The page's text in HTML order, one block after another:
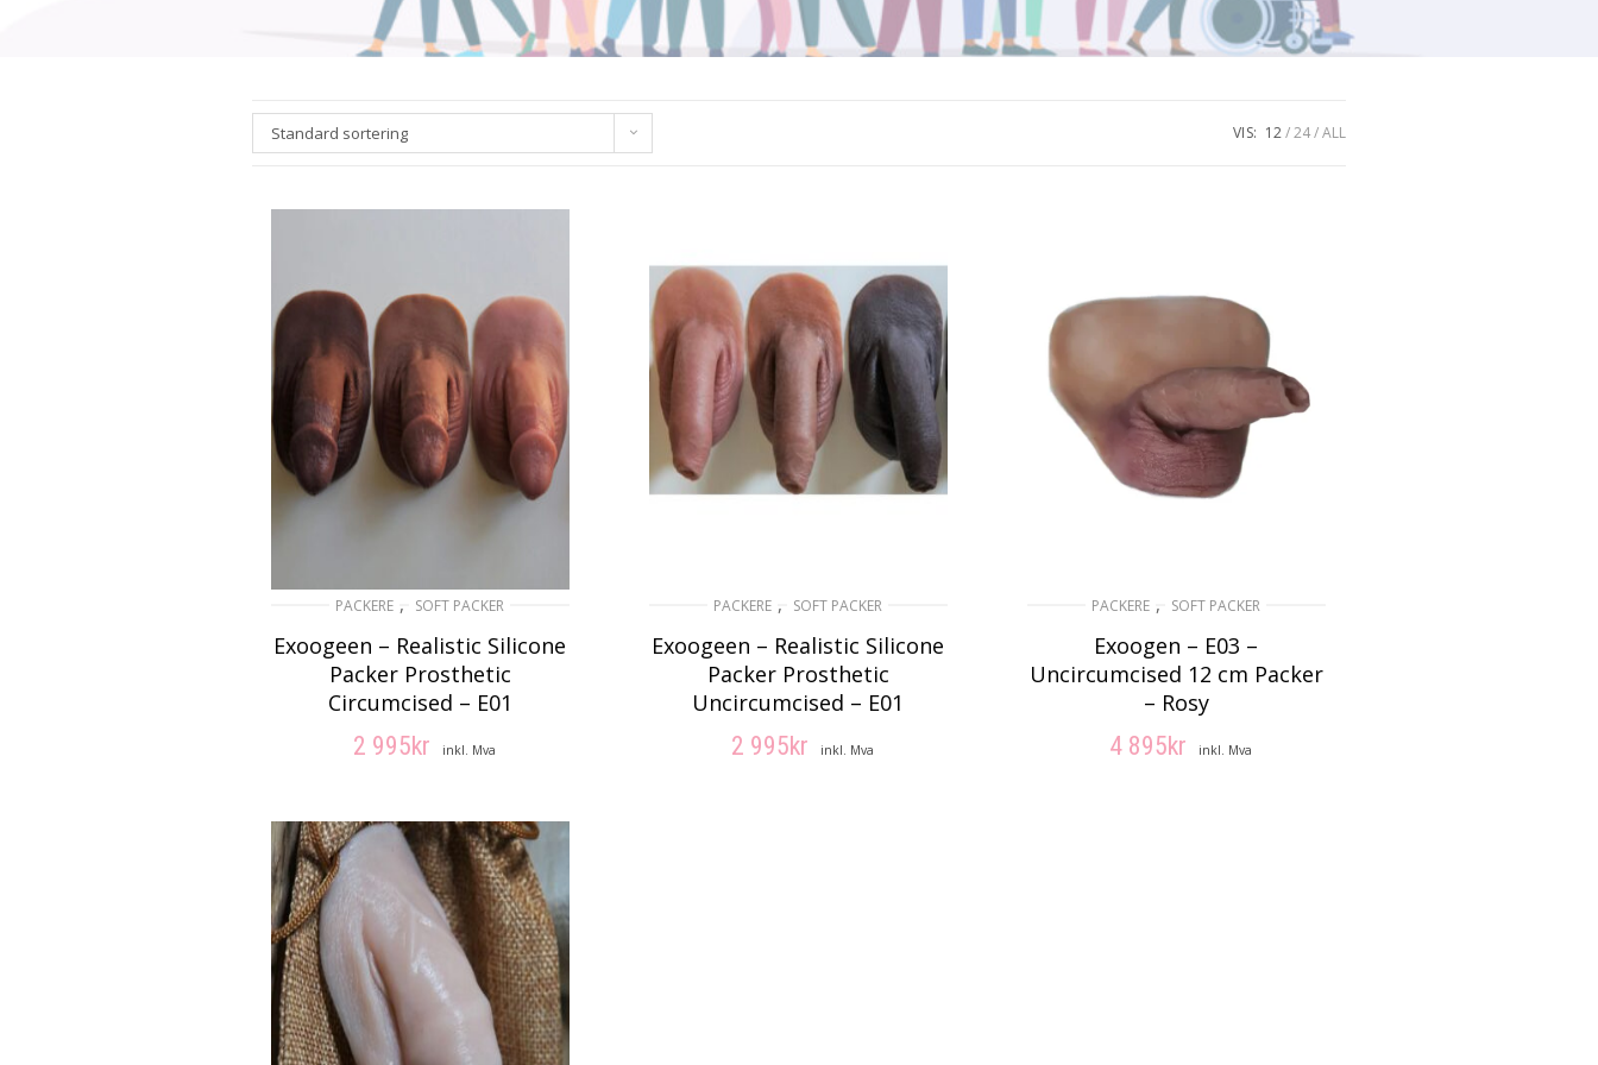
Standard sortering VIS: 12 24 ALL
PACKERE , SOFT PACKER
Exoogeen – Realistic Silicone
Packer Prosthetic
Circumcised – E01
2 995kr inkl. Mva
PACKERE , SOFT PACKER
Exoogeen – Realistic Silicone
Packer Prosthetic
Uncircumcised – E01
2 995kr inkl. Mva
PACKERE , SOFT PACKER
Exoogen – E03 –
Uncircumcised 12 cm Packer
– Rosy
4 895kr inkl. Mva